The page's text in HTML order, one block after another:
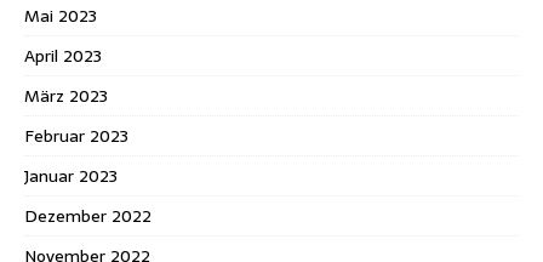
Mai 2023
April 2023
März 2023
Februar 2023
Januar 2023
Dezember 2022
November 2022